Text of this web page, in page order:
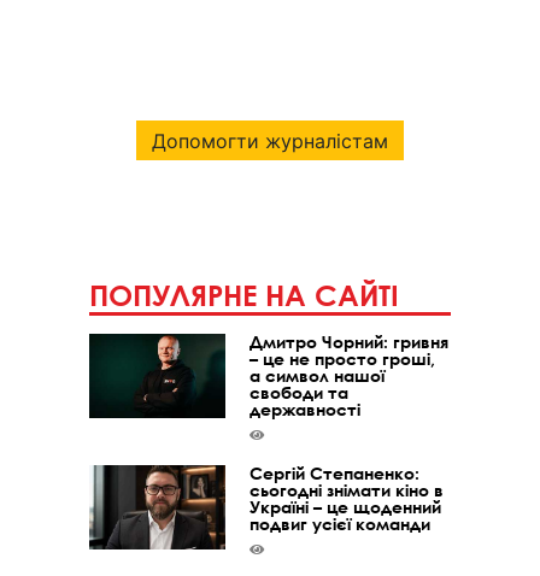
Допомогти журналістам
ПОПУЛЯРНЕ НА САЙТІ
Дмитро Чорний: гривня
– це не просто гроші,
а символ нашої
свободи та
державності
Сергій Степаненко:
сьогодні знімати кіно в
Україні – це щоденний
подвиг усієї команди